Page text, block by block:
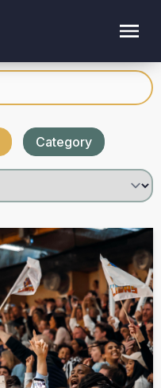
Category